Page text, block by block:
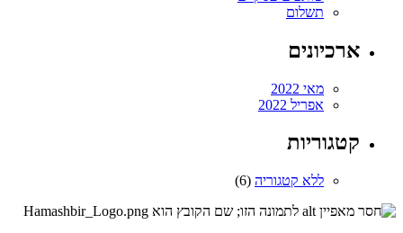
תשלום
ארכיונים
מאי 2022
אפריל 2022
קטגוריות
ללא קטגוריה (6)